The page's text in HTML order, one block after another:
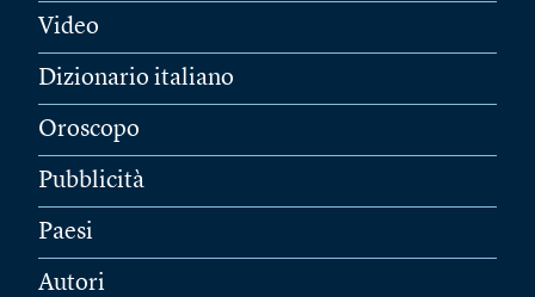
Video
Dizionario italiano
Oroscopo
Pubblicità
Paesi
Autori